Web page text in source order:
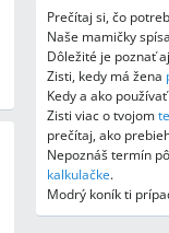
Prečítaj si, čo
Naše mamičky
Dôležité je poznať aj
Zisti, kedy má žena
Kedy a ako používať
Zisti viac o tvojom
prečítaj, ako
Nepoznáš termín
kalkulačke.
Modrý koník ti